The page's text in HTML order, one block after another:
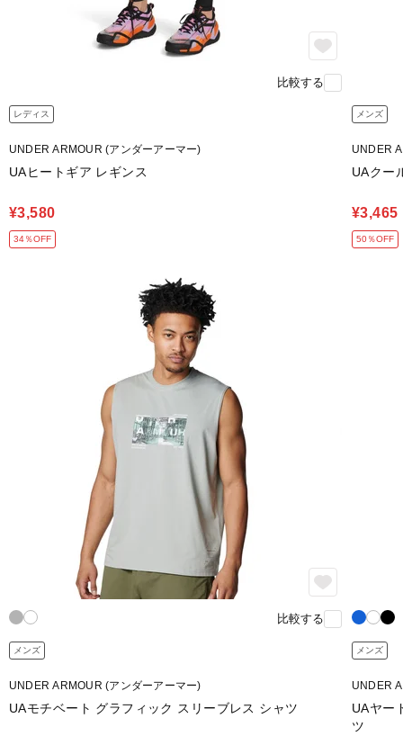
比較する
レディス
UNDER ARMOUR (アンダーアーマー)
UAヒートギア レギンス
¥3,580
34％OFF
メンズ
UNDER
UAクー
¥3,465
50％OFF
比較する
メンズ
UNDER ARMOUR (アンダーアーマー)
UAモチベート グラフィック スリーブレス シャツ
メンズ
UNDER
UAヤー
ツ